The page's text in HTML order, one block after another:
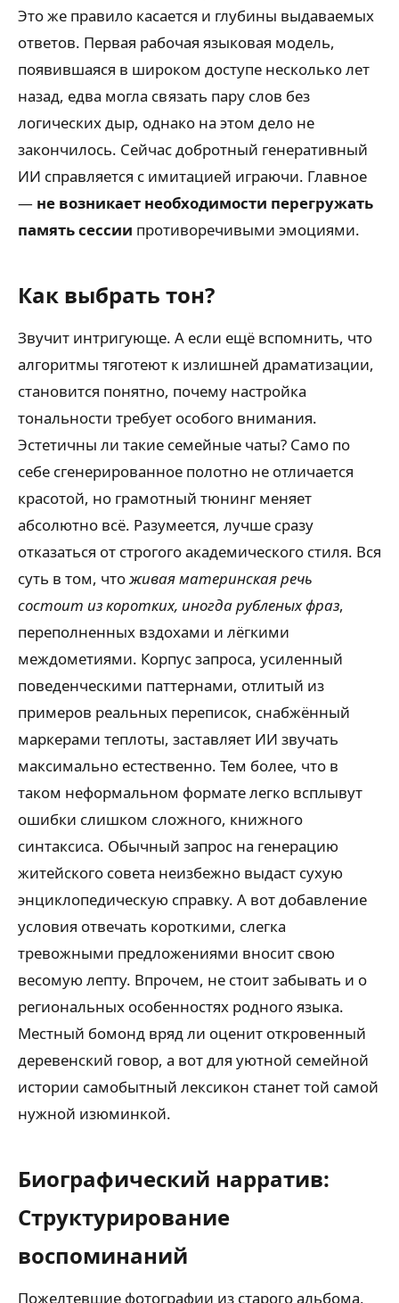
Это же правило касается и глубины выдаваемых
ответов. Первая рабочая языковая модель,
появившаяся в широком доступе несколько лет
назад, едва могла связать пару слов без
логических дыр, однако на этом дело не
закончилось. Сейчас добротный генеративный
ИИ справляется с имитацией играючи. Главное
— не возникает необходимости перегружать
память сессии противоречивыми эмоциями.
Как выбрать тон?
Звучит интригующе. А если ещё вспомнить, что
алгоритмы тяготеют к излишней драматизации,
становится понятно, почему настройка
тональности требует особого внимания.
Эстетичны ли такие семейные чаты? Само по
себе сгенерированное полотно не отличается
красотой, но грамотный тюнинг меняет
абсолютно всё. Разумеется, лучше сразу
отказаться от строгого академического стиля. Вся
суть в том, чтоживая материнская речь
состоит из коротких, иногда рубленых фраз,
переполненных вздохами и лёгкими
междометиями. Корпус запроса, усиленный
поведенческими паттернами, отлитый из
примеров реальных переписок, снабжённый
маркерами теплоты, заставляет ИИ звучать
максимально естественно. Тем более, что в
таком неформальном формате легко всплывут
ошибки слишком сложного, книжного
синтаксиса. Обычный запрос на генерацию
житейского совета неизбежно выдаст сухую
энциклопедическую справку. А вот добавление
условия отвечать короткими, слегка
тревожными предложениями вносит свою
весомую лепту. Впрочем, не стоит забывать и о
региональных особенностях родного языка.
Местный бомонд вряд ли оценит откровенный
деревенский говор, а вот для уютной семейной
истории самобытный лексикон станет той самой
нужной изюминкой.
Биографический нарратив:
Структурирование
воспоминаний
Пожелтевшие фотографии из старого альбома,